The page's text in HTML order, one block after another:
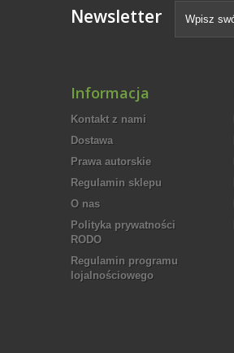
Newsletter
Informacja
Kontakt z nami
Dostawa
Prawa autorskie
Regulamin sklepu
O nas
Polityka prywatności
RODO
Regulamin programu
lojalnościowego